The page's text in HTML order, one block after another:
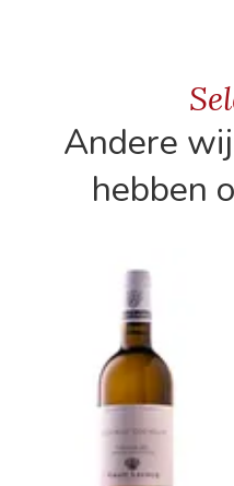
Andere
hebben